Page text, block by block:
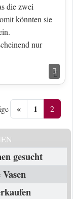
die zwei
könnten sie
nur
« 1 2
gesucht